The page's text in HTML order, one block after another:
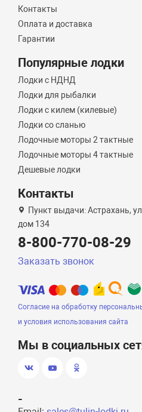
Контакты
Оплата и доставка
Гарантии
Популярные лодки
Лодки с НДНД
Лодки для рыбалки
Лодки с килем (килевые)
Лодки со сланью
Лодочные моторы 2 тактные
Лодочные моторы 4 тактные
Дешевые лодки
Контакты
Пункт выдачи: Астрахань,
дом 134
8-800-770-08-29
Заказать звонок
Согласие на обработку
и условия использования сайта
Мы в социальных
-